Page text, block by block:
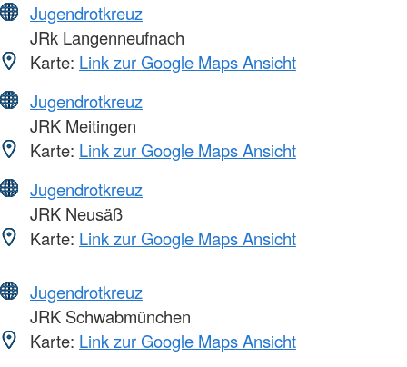
Jugendrotkreuz
JRk Langenneufnach
Karte: Link zur Google Maps Ansicht
Jugendrotkreuz
JRK Meitingen
Karte: Link zur Google Maps Ansicht
Jugendrotkreuz
JRK Neusäß
Karte: Link zur Google Maps Ansicht
Jugendrotkreuz
JRK Schwabmünchen
Karte: Link zur Google Maps Ansicht